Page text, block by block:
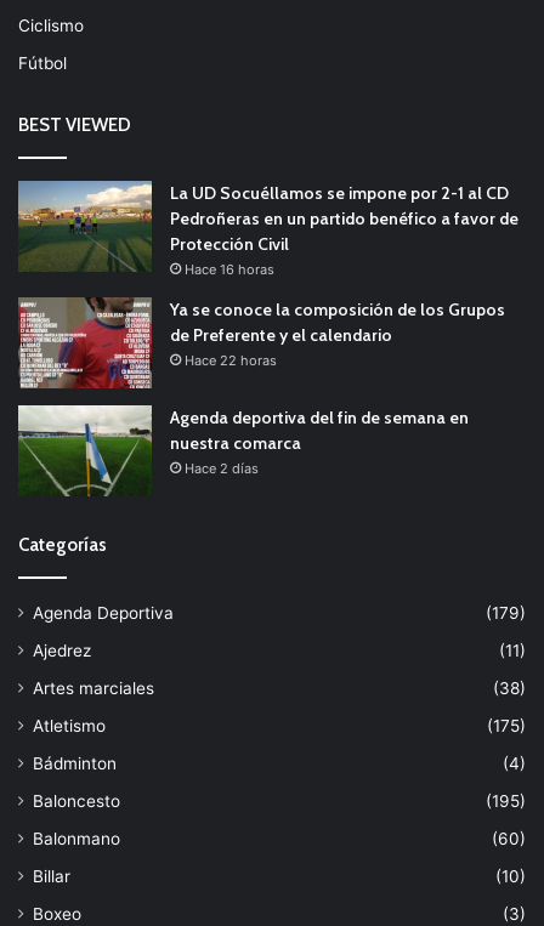
Ciclismo
Fútbol
BEST VIEWED
La UD Socuéllamos se impone por 2-1 al CD
Pedroñeras en un partido benéfico a favor de
Protección Civil
Hace 16 horas
Ya se conoce la composición de los Grupos
de Preferente y el calendario
Hace 22 horas
Agenda deportiva del fin de semana en
nuestra comarca
Hace 2 días
Categorías
Agenda Deportiva
(179)
Ajedrez
(11)
Artes marciales
(38)
Atletismo
(175)
Bádminton
(4)
Baloncesto
(195)
Balonmano
(60)
Billar
(10)
Boxeo
(3)